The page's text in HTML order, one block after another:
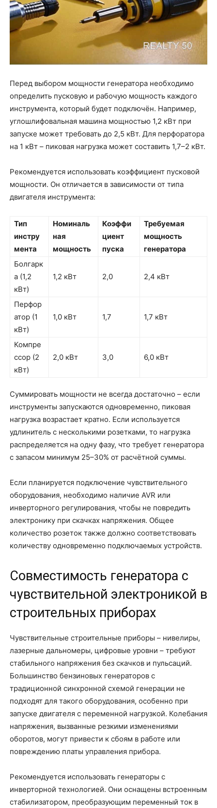
Перед выбором мощности генератора необходимо
определить пусковую и рабочую мощность каждого
инструмента, который будет подключён. Например,
углошлифовальная машина мощностью 1,2 кВт при
запуске может требовать до 2,5 кВт. Для перфоратора
на 1 кВт – пиковая нагрузка может составить 1,7–2 кВт.
Рекомендуется использовать коэффициент пусковой
мощности. Он отличается в зависимости от типа
двигателя инструмента:
Тип
инстру
мента
Номиналь
ная
мощность
Коэффи
циент
пуска
Требуемая
мощность
генератора
Болгарк
а (1,2
кВт)
1,2 кВт 2,0 2,4 кВт
Перфор
атор (1
кВт)
1,0 кВт 1,7 1,7 кВт
Компре
ссор (2
кВт)
2,0 кВт 3,0 6,0 кВт
Суммировать мощности не всегда достаточно – если
инструменты запускаются одновременно, пиковая
нагрузка возрастает кратно. Если используется
удлинитель с несколькими розетками, то нагрузка
распределяется на одну фазу, что требует генератора
с запасом минимум 25–30% от расчётной суммы.
Если планируется подключение чувствительного
оборудования, необходимо наличие AVR или
инверторного регулирования, чтобы не повредить
электронику при скачках напряжения. Общее
количество розеток также должно соответствовать
количеству одновременно подключаемых устройств.
Совместимость генератора с
чувствительной электроникой в
строительных приборах
Чувствительные строительные приборы – нивелиры,
лазерные дальномеры, цифровые уровни – требуют
стабильного напряжения без скачков и пульсаций.
Большинство бензиновых генераторов с
традиционной синхронной схемой генерации не
подходят для такого оборудования, особенно при
запуске двигателя с переменной нагрузкой. Колебания
напряжения, вызванные резкими изменениями
оборотов, могут привести к сбоям в работе или
повреждению платы управления прибора.
Рекомендуется использовать генераторы с
инверторной технологией. Они оснащены встроенным
стабилизатором, преобразующим переменный ток в